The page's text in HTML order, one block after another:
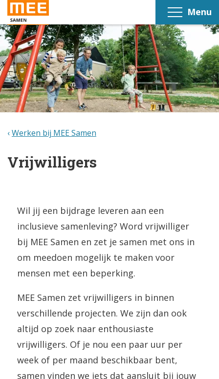
Menu
Werken bij MEE Samen
Vrijwilligers
Wil jij een bijdrage leveren aan een
inclusieve samenleving? Word vrijwilliger
bij MEE Samen en zet je samen met ons in
om meedoen mogelijk te maken voor
mensen met een beperking.
MEE Samen zet vrijwilligers in binnen
verschillende projecten. We zijn dan ook
altijd op zoek naar enthousiaste
vrijwilligers. Of je nou een paar uur per
week of per maand beschikbaar bent,
samen vinden we iets dat aansluit bij jouw